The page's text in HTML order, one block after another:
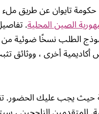
تايوان عن طريق ملء
الصين المحلية.
الطلب نسخًا ضوئية
أخرى ، ووثائق
حيث يجب عليك الحضور.